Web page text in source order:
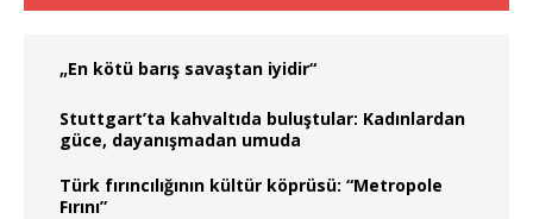
„En kötü barış savaştan iyidir“
Stuttgart’ta kahvaltıda buluştular: Kadınlardan
güce, dayanışmadan umuda
Türk fırıncılığının kültür köprüsü: “Metropole
Fırını”